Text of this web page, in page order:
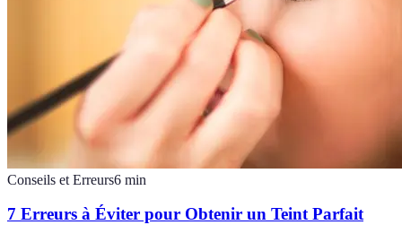
Conseils et Erreurs6 min
7 Erreurs à Éviter pour Obtenir un Teint Parfait